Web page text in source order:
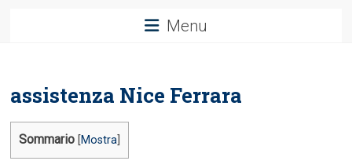
Menu
assistenza Nice Ferrara
Sommario Mostra